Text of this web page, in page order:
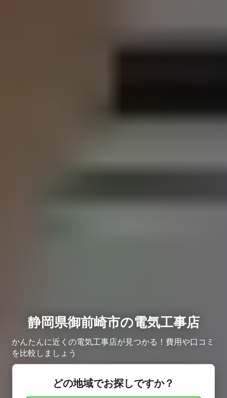
静岡県御前崎市の電気工事店
かんたんに近くの電気工事店が見つかる！費用や口コミ
を比較しましょう
どの地域でお探しですか？